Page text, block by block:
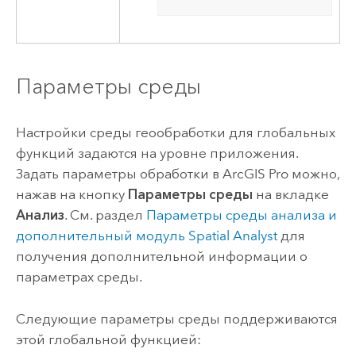
Параметры среды
Настройки среды геообработки для глобальных
функций задаются на уровне приложения.
Задать параметры обработки в ArcGIS Proможно,
нажав на кнопку Параметры среды на вкладке
Анализ. См. раздел Параметры среды анализа и
дополнительный модуль Spatial Analystдля
получения дополнительной информации о
параметрах среды.
Следующие параметры среды поддерживаются
этой глобальной функцией: